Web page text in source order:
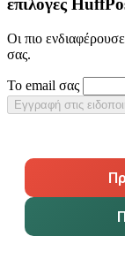
επιλογές
Οι πιο
σας.
Το email σας
Εγγραφή στις